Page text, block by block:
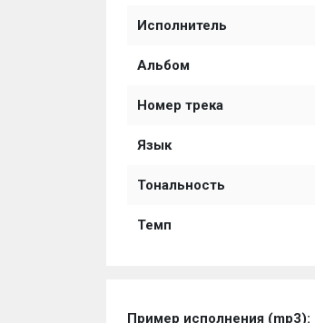
Исполнитель
Альбом
Номер трека
Язык
Тональность
Темп
Пример исполнения (mp3):